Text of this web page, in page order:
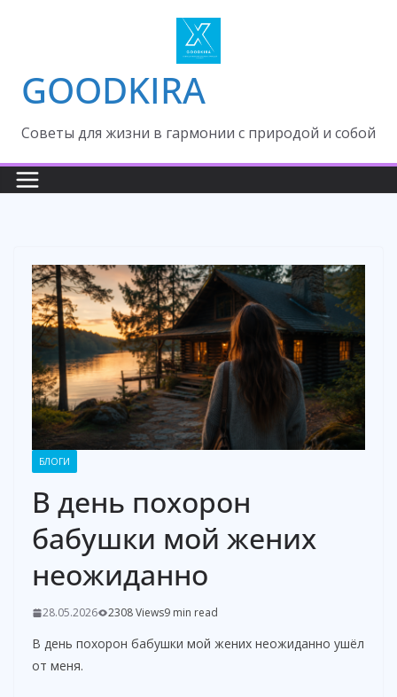
GOODKIRA
Cоветы для жизни в гармонии с природой и собой
БЛОГИ
В день похорон
бабушки мой жених
неожиданно
28.05.2026 2308 Views9 min read
В день похорон бабушки мой жених неожиданно ушёл
от меня.